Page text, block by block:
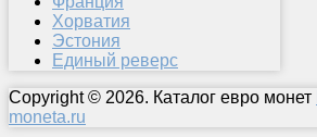
Хорватия
Эстония
Единый реверс
Copyright © 2026. Каталог евро монет
moneta.ru